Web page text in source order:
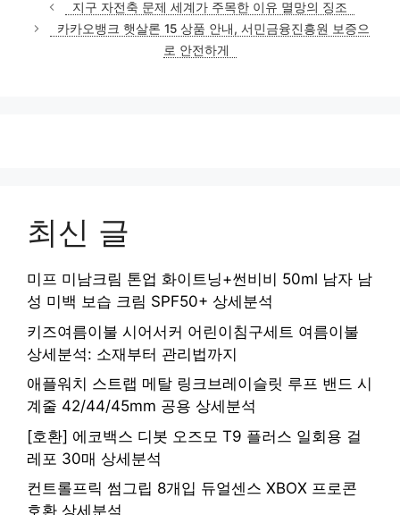
고
리
지구 자전축 문제 세계가 주목한 이유 멸망의 징조
카카오뱅크 햇살론 15 상품 안내, 서민금융진흥원 보증으
로 안전하게
최신 글
미프 미남크림 톤업 화이트닝+썬비비 50ml 남자 남
성 미백 보습 크림 SPF50+ 상세분석
키즈여름이불 시어서커 어린이침구세트 여름이불
상세분석: 소재부터 관리법까지
애플워치 스트랩 메탈 링크브레이슬릿 루프 밴드 시
계줄 42/44/45mm 공용 상세분석
[호환] 에코백스 디봇 오즈모 T9 플러스 일회용 걸
레포 30매 상세분석
컨트롤프릭 썸그립 8개입 듀얼센스 XBOX 프로콘
호환 상세분석